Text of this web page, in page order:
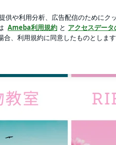
お勧めだと思います。 |
役立ち情報や、着物の日常）